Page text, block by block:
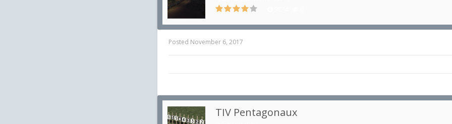
Posted November 6, 2017
TIV Pentagonaux